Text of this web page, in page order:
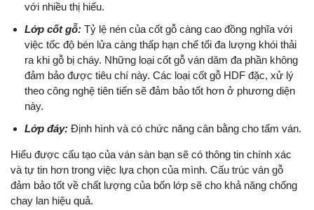
với nhiều thị hiếu.
Lớp cốt gỗ: Tỷ lệ nén của cốt gỗ càng cao đồng nghĩa với
việc tốc độ bén lửa càng thấp hạn chế tối đa lượng khói thải
ra khi gỗ bị cháy. Những loại cốt gỗ ván dăm đa phần không
đảm bảo được tiêu chí này. Các loại cốt gỗ HDF đặc, xử lý
theo công nghệ tiên tiến sẽ đảm bảo tốt hơn ở phương diện
này.
Lớp đáy: Định hình và có chức năng cân bằng cho tấm ván.
Hiểu được cấu tạo của ván sàn bạn sẽ có thông tin chính xác
và tự tin hơn trong việc lựa chọn của mình. Cấu trúc ván gỗ
đảm bảo tốt về chất lượng của bốn lớp sẽ cho khả năng chống
chay lan hiệu quả.